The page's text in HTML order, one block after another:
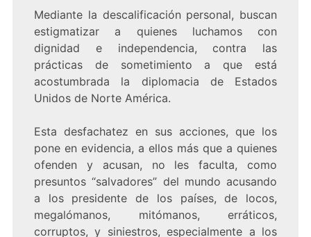
Mediante la descalificación personal, buscan
estigmatizar a quienes luchamos con
dignidad e independencia, contra las
prácticas de sometimiento a que está
acostumbrada la diplomacia de Estados
Unidos de Norte América.
Esta desfachatez en sus acciones, que los
pone en evidencia, a ellos más que a quienes
ofenden y acusan, no les faculta, como
presuntos “salvadores” del mundo acusando
a los presidente de los países, de locos,
megalómanos, mitómanos, erráticos,
corruptos, y siniestros, especialmente a los